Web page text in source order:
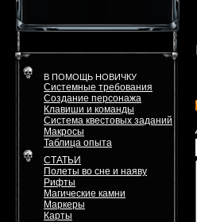
В ПОМОЩЬ НОВИЧКУ
Системные требования
Создание персонажа
Клавиши и команды
Система квестовых заданий
Макросы
Таблица опыта
СТАТЬИ
Полеты во сне и наяву
Рифты
Магические камни
Маркеры
Карты